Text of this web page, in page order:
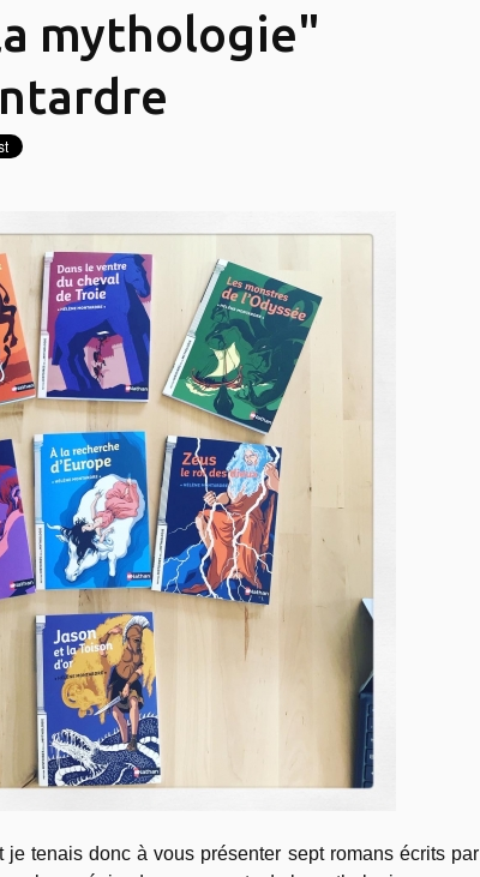
mythologie"
tenais donc à vous présenter sept romans écrits par